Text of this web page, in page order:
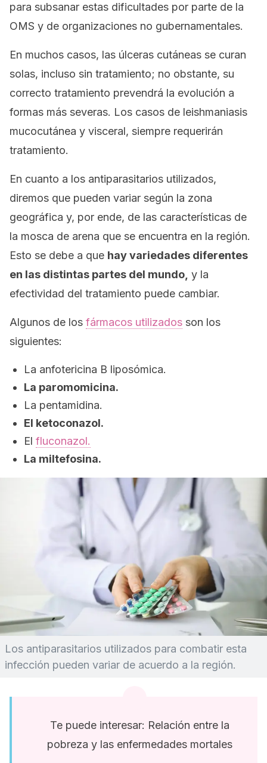
para subsanar estas dificultades por parte de la
OMS y de organizaciones no gubernamentales.
En muchos casos, las úlceras cutáneas se curan
solas, incluso sin tratamiento; no obstante, su
correcto tratamiento prevendrá la evolución a
formas más severas. Los casos de leishmaniasis
mucocutánea y visceral, siempre requerirán
tratamiento.
En cuanto a los antiparasitarios utilizados,
diremos que pueden variar según la zona
geográfica y, por ende, de las características de
la mosca de arena que se encuentra en la región.
Esto se debe a que hay variedades diferentes
en las distintas partes del mundo, y la
efectividad del tratamiento puede cambiar.
Algunos de los fármacos utilizados son los
siguientes:
La anfotericina B liposómica.
La paromomicina.
La pentamidina.
El ketoconazol.
El fluconazol.
La miltefosina.
Los antiparasitarios utilizados para combatir esta
infección pueden variar de acuerdo a la región.
Te puede interesar: Relación entre la
pobreza y las enfermedades mortales